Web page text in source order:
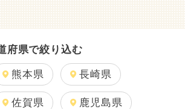
府県で絞り込む
熊本県 長崎県
佐賀県 鹿児島県